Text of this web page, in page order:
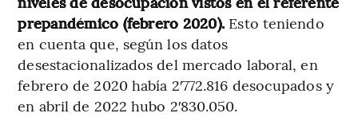
prepandémico (febrero 2020). Esto teniendo
en cuenta que, según los datos
desestacionalizados del mercado laboral, en
febrero de 2020 había 2′772.816 desocupados y
en abril de 2022 hubo 2′830.050.